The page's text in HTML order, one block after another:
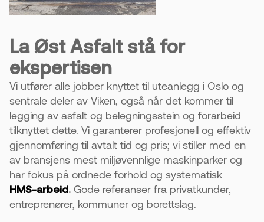
La Øst Asfalt stå for
ekspertisen
Vi utfører alle jobber knyttet til uteanlegg i Oslo og
sentrale deler av Viken, også når det kommer til
legging av asfalt og belegningsstein og forarbeid
tilknyttet dette. Vi garanterer profesjonell og effektiv
gjennomføring til avtalt tid og pris; vi stiller med en
av bransjens mest miljøvennlige maskinparker og
har fokus på ordnede forhold og systematisk
HMS-arbeid. Gode referanser fra privatkunder,
entreprenører, kommuner og borettslag.